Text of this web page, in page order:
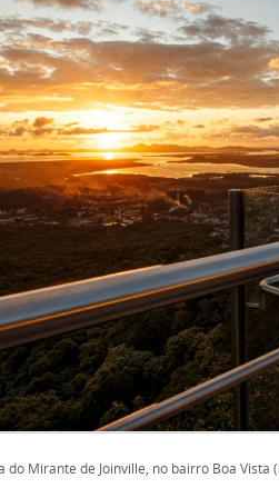
do Mirante de Joinville, no bairro Boa Vista